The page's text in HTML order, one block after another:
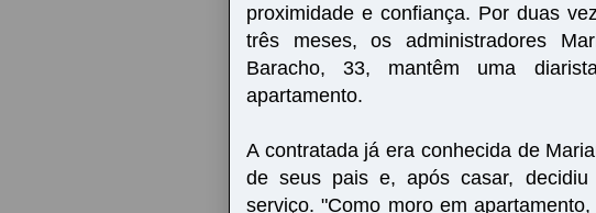
proximidade e confiança. Por duas
três meses, os administradores
Baracho, 33, mantêm uma
apartamento.
A contratada já era conhecida de
de seus pais e, após casar,
serviço. "Como moro em